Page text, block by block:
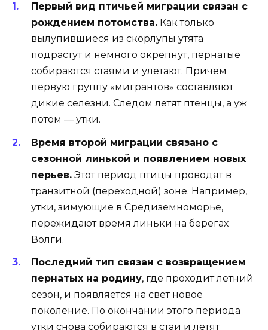
Первый вид птичьей миграции связан с
рождением потомства. Как только
вылупившиеся из скорлупы утята
подрастут и немного окрепнут, пернатые
собираются стаями и улетают. Причем
первую группу «мигрантов» составляют
дикие селезни. Следом летят птенцы, а уж
потом — утки.
Время второй миграции связано с
сезонной линькой и появлением новых
перьев. Этот период птицы проводят в
транзитной (переходной) зоне. Например,
утки, зимующие в Средиземноморье,
пережидают время линьки на берегах
Волги.
Последний тип связан с возвращением
пернатых на родину, где проходит летний
сезон, и появляется на свет новое
поколение. По окончании этого периода
утки снова собираются в стаи и летят